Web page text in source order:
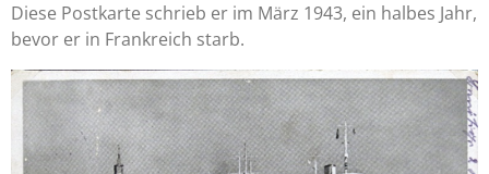
Diese Postkarte schrieb er im März 1943, ein halbes Jahr,
bevor er in Frankreich starb.